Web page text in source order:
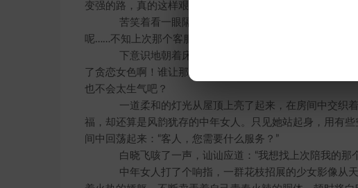
变强的路，真的这样艰难吗！
苦笑着看一眼隔壁，艾佛璐茜应该已经和小猫女沉沉
呢……不知上次那个客服女郎还在不在？
下意识地朝着床头的黄色按钮摸去，犹豫半晌，白
了贪恋女色啊！谁让那个见鬼的“三个和尚”战术太不靠谱
也不会太生气吧？
一道柔和的灯光从屋顶上亮了起来，在房间中交织
福，却还算是风韵犹存的中年女人。只见她站起身，用有
间中回荡起来：“客人，您需要什么服务？”
白晓飞咳了一声，讪讪应道：“我想找上次陪我的那
中年女人打了个响指，一群花枝招展的少女影像从天